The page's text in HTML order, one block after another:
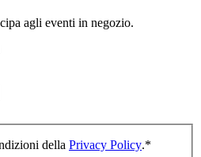
agli eventi in negozio.
della Privacy Policy.*